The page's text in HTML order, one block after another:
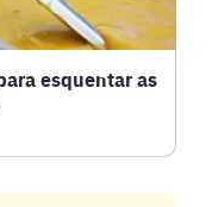
esquentar as